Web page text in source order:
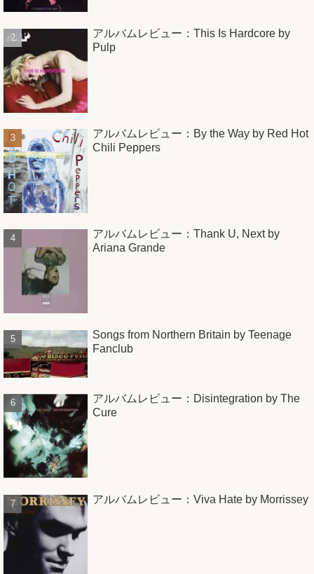
アルバムレビュー：This Is Hardcore by
Pulp
アルバムレビュー：By the Way by Red Hot
Chili Peppers
アルバムレビュー：Thank U, Next by
Ariana Grande
Songs from Northern Britain by Teenage
Fanclub
アルバムレビュー：Disintegration by The
Cure
アルバムレビュー：Viva Hate by Morrissey